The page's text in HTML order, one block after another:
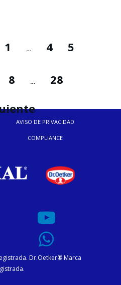
1 … 4 5
8 …
28
AVISO DE PRIVACIDAD
COMPLIANCE
Dr.Oetker® Marca